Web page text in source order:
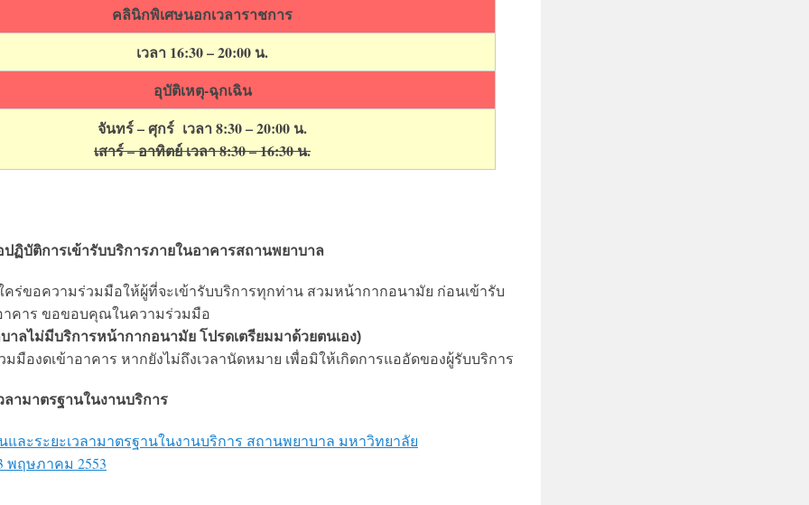
คลินิกพิเศษนอกเวลาราชการ
เวลา 16:30 – 20:00 น.
อุบัติเหตุ-ฉุกเฉิน
จันทร์ – ศุกร์ เวลา 8:30 – 20:00 น.
เสาร์ – อาทิตย์ เวลา 8:30 – 16:30 น.
ฏิบัติการเข้ารับบริการภายในอาคารสถานพยาบาล
คร่ขอความร่วมมือให้ผู้ที่จะเข้ารับบริการทุกท่าน สวมหน้ากากอนามัย ก่อนเข้ารับ
าคาร ขอขอบคุณในความร่วมมือ
าลไม่มีบริการหน้ากากอนามัย โปรดเตรียมมาด้วยตนเอง)
มืองดเข้าอาคาร หากยังไม่ถึงเวลานัดหมาย เพื่อมิให้เกิดการแออัดของผู้รับบริการ
ลามาตรฐานในงานบริการ
ละระยะเวลามาตรฐานในงานบริการ สถานพยาบาล มหาวิทยาลัย
พฤษภาคม 2553